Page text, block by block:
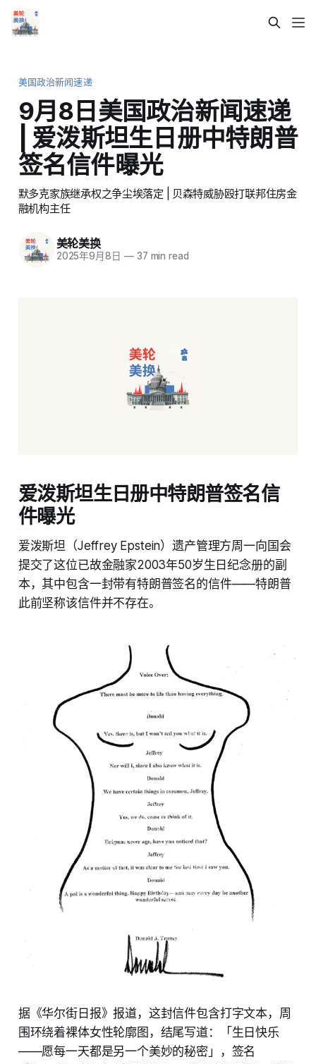
美国政治新闻速递
9月8日美国政治新闻速递
| 爱泼斯坦生日册中特朗普
签名信件曝光
默多克家族继承权之争尘埃落定 | 贝森特威胁殴打联邦住房金
融机构主任
美轮美换
2025年9月8日 —37 min read
爱泼斯坦生日册中特朗普签名信
件曝光
爱泼斯坦（Jeffrey Epstein）遗产管理方周一向国会
提交了这位已故金融家2003年50岁生日纪念册的副
本，其中包含一封带有特朗普签名的信件——特朗普
此前坚称该信件并不存在。
据《华尔街日报》报道，这封信件包含打字文本，周
围环绕着裸体女性轮廓图，结尾写道：「生日快乐
——愿每一天都是另一个美妙的秘密」，签名